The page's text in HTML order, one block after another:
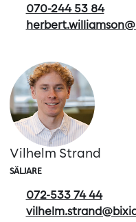
070-244 53 84
Vilhelm Strand
SÄLJARE
072-533 74 44